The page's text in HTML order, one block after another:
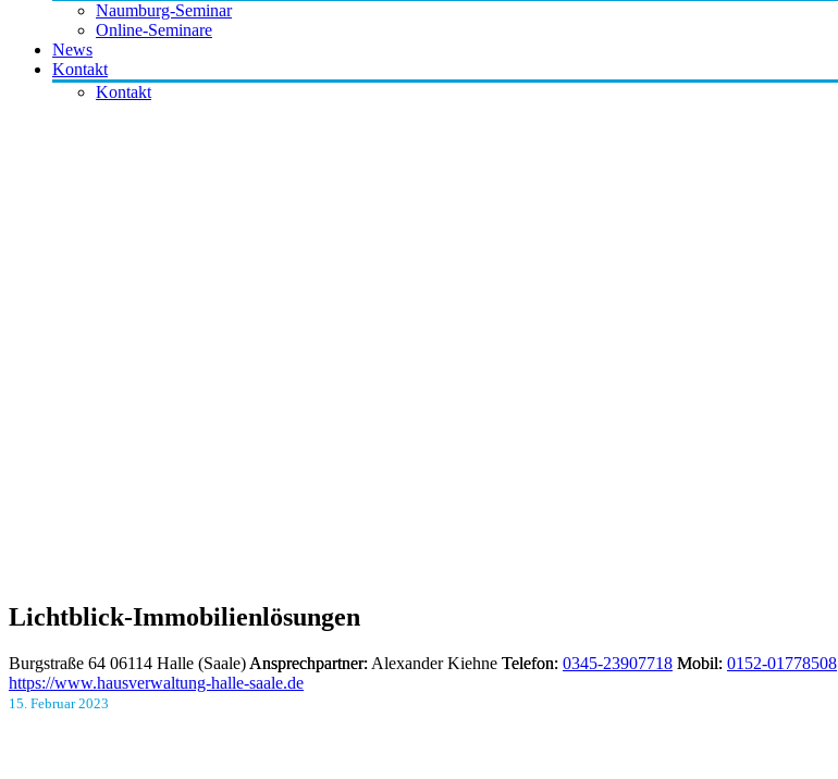
Naumburg-Seminar
Online-Seminare
News
Kontakt
Kontakt
Lichtblick-Immobilienlösungen
Burgstraße 64 06114 Halle (Saale) Ansprechpartner: Alexander Kiehne Telefon: 0345-23907718 Mobil: 0152-01778508
https://www.hausverwaltung-halle-saale.de
15. Februar 2023